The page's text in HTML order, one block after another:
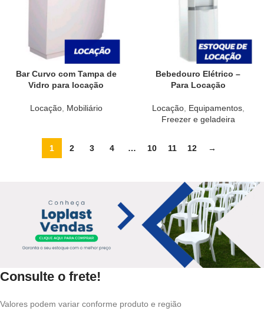
Bar Curvo com Tampa de
Vidro para locação
Locação, Mobiliário
Bebedouro Elétrico –
Para Locação
Locação, Equipamentos,
Freezer e geladeira
1 2 3 4 … 10 11 12 →
Consulte o frete!
Valores podem variar conforme produto e região